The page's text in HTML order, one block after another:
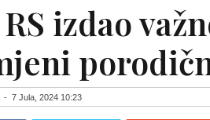
izdao
- 7 Jula, 2024 10:23